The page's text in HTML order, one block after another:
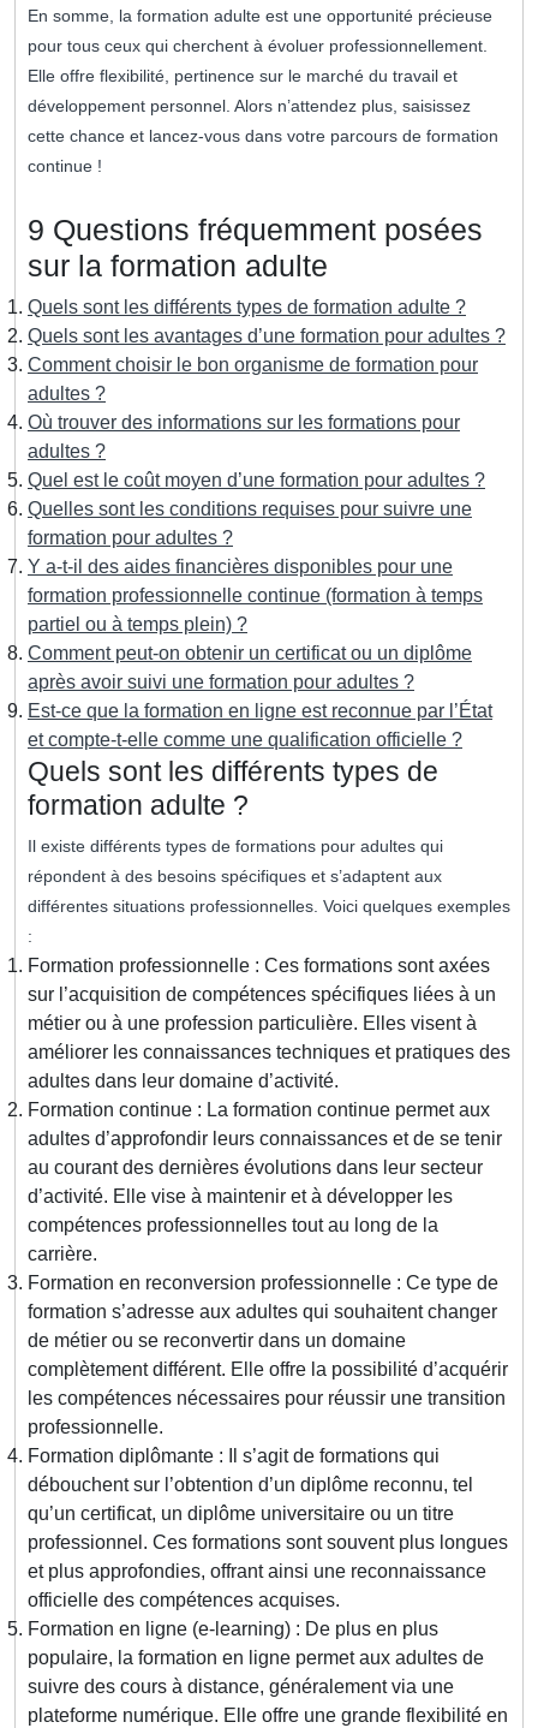
En somme, la formation adulte est une opportunité précieuse
pour tous ceux qui cherchent à évoluer professionnellement.
Elle offre flexibilité, pertinence sur le marché du travail et
développement personnel. Alors n’attendez plus, saisissez
cette chance et lancez-vous dans votre parcours de formation
continue !
9 Questions fréquemment posées
sur la formation adulte
Quels sont les différents types de formation adulte ?
Quels sont les avantages d’une formation pour adultes ?
Comment choisir le bon organisme de formation pour
adultes ?
Où trouver des informations sur les formations pour
adultes ?
Quel est le coût moyen d’une formation pour adultes ?
Quelles sont les conditions requises pour suivre une
formation pour adultes ?
Y a-t-il des aides financières disponibles pour une
formation professionnelle continue (formation à temps
partiel ou à temps plein) ?
Comment peut-on obtenir un certificat ou un diplôme
après avoir suivi une formation pour adultes ?
Est-ce que la formation en ligne est reconnue par l’État
et compte-t-elle comme une qualification officielle ?
Quels sont les différents types de
formation adulte ?
Il existe différents types de formations pour adultes qui
répondent à des besoins spécifiques et s’adaptent aux
différentes situations professionnelles. Voici quelques exemples
:
Formation professionnelle : Ces formations sont axées
sur l’acquisition de compétences spécifiques liées à un
métier ou à une profession particulière. Elles visent à
améliorer les connaissances techniques et pratiques des
adultes dans leur domaine d’activité.
Formation continue : La formation continue permet aux
adultes d’approfondir leurs connaissances et de se tenir
au courant des dernières évolutions dans leur secteur
d’activité. Elle vise à maintenir et à développer les
compétences professionnelles tout au long de la
carrière.
Formation en reconversion professionnelle : Ce type de
formation s’adresse aux adultes qui souhaitent changer
de métier ou se reconvertir dans un domaine
complètement différent. Elle offre la possibilité d’acquérir
les compétences nécessaires pour réussir une transition
professionnelle.
Formation diplômante : Il s’agit de formations qui
débouchent sur l’obtention d’un diplôme reconnu, tel
qu’un certificat, un diplôme universitaire ou un titre
professionnel. Ces formations sont souvent plus longues
et plus approfondies, offrant ainsi une reconnaissance
officielle des compétences acquises.
Formation en ligne (e-learning) : De plus en plus
populaire, la formation en ligne permet aux adultes de
suivre des cours à distance, généralement via une
plateforme numérique. Elle offre une grande flexibilité en